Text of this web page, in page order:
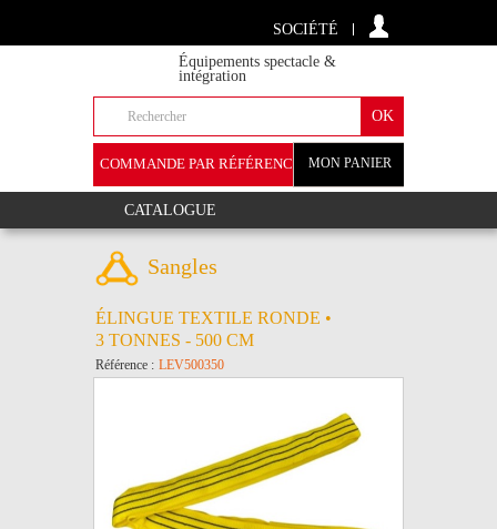
SOCIÉTÉ
Équipements spectacle &
intégration
MON PANIER
COMMANDE PAR RÉFÉRENCE
CATALOGUE
Sangles
ÉLINGUE TEXTILE RONDE •
3 TONNES - 500 CM
Référence : LEV500350